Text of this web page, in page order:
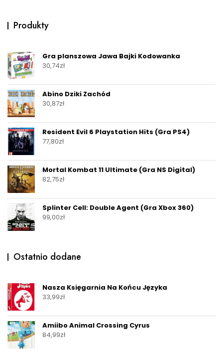
Produkty
Gra planszowa Jawa Bajki Kodowanka
30,74zł
Abino Dziki Zachód
30,87zł
Resident Evil 6 Playstation Hits (Gra PS4)
77,80zł
Mortal Kombat 11 Ultimate (Gra NS Digital)
82,75zł
Splinter Cell: Double Agent (Gra Xbox 360)
99,00zł
Ostatnio dodane
Nasza Księgarnia Na Końcu Języka
33,99zł
Amiibo Animal Crossing Cyrus
84,99zł